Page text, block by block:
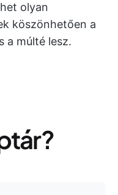
olyan
köszönhetően a
a múlté lesz.